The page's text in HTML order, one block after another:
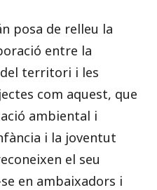
posa de relleu la
entre la
territori i les
com aquest, que
ambiental i
i la joventut
el seu
en ambaixadors i